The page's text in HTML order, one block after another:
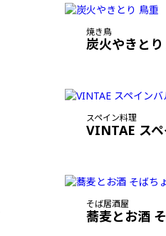
焼き鳥
炭火やきと
スペイン料理
VINTAE ス
そば居酒屋
蕎麦とお酒